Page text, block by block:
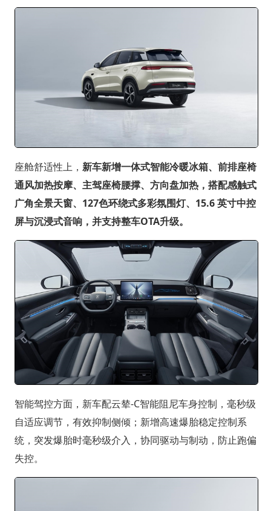
座舱舒适性上， 新车新增一体式智能冷暖冰箱、前排座椅
通风加热按摩、主驾座椅腰撑、方向盘加热，搭配感触式
广角全景天窗、127色环绕式多彩氛围灯、15.6 英寸中控
屏与沉浸式音响，并支持整车OTA升级。
智能驾控方面，新车配云辇-C智能阻尼车身控制，毫秒级
自适应调节，有效抑制侧倾；新增高速爆胎稳定控制系
统，突发爆胎时毫秒级介入，协同驱动与制动，防止跑偏
失控。